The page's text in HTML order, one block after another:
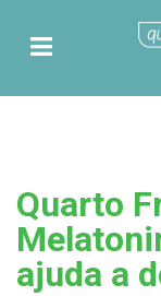
Quarto
ajuda a